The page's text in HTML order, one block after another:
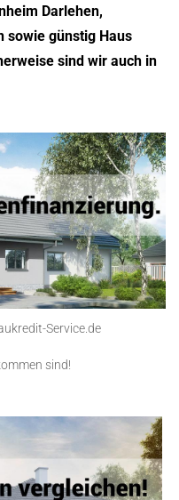
Darlehen,
sowie günstig Haus
sind wir auch in
Service.de
sind!